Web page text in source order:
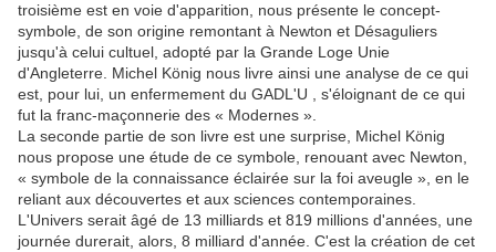
troisième est en voie d'apparition, nous présente le concept-
symbole, de son origine remontant à Newton et Désaguliers
jusqu'à celui cultuel, adopté par la Grande Loge Unie
d'Angleterre. Michel König nous livre ainsi une analyse de ce qui
est, pour lui, un enfermement du GADL'U , s'éloignant de ce qui
fut la franc-maçonnerie des « Modernes ».
La seconde partie de son livre est une surprise, Michel König
nous propose une étude de ce symbole, renouant avec Newton,
« symbole de la connaissance éclairée sur la foi aveugle », en le
reliant aux découvertes et aux sciences contemporaines.
L'Univers serait âgé de 13 milliards et 819 millions d'années, une
journée durerait, alors, 8 milliard d'année. C'est la création de cet